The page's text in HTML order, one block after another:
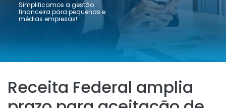
Simplificamos a gestão
financeira para pequenas e
médias empresas!
Receita Federal amplia